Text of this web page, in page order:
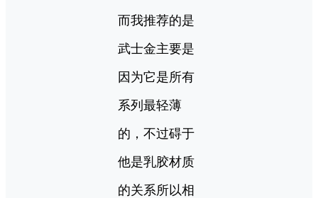
而我推荐的是
武士金主要是
因为它是所有
系列最轻薄
的，不过碍于
他是乳胶材质
的关系所以相